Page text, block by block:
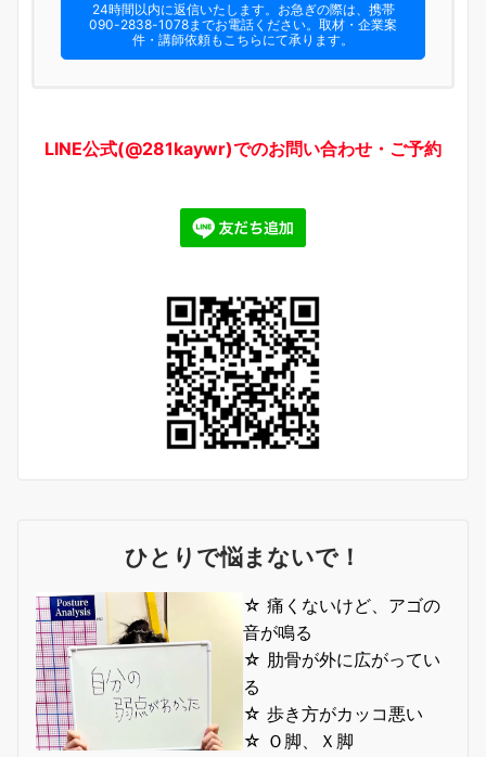
24時間以内に返信いたします。お急ぎの際は、携帯
090-2838-1078までお電話ください。​取材・企業案
件・講師依頼もこちらにて承ります。
LINE公式(@281kaywr)でのお問い合わせ・ご予約
ひとりで悩まないで！
☆ 痛くないけど、アゴの
音が鳴る
☆ 肋骨が外に広がってい
る
☆ 歩き方がカッコ悪い
☆ Ｏ脚、Ｘ脚